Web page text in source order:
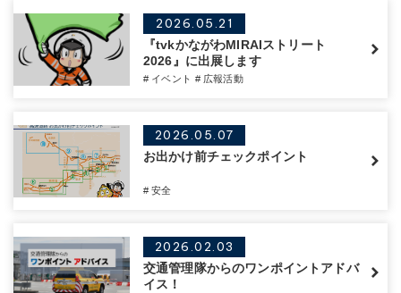
2026.05.21
『tvkかながわMIRAIストリート
2026』に出展します
# イベント # 広報活動
2026.05.07
お出かけ前チェックポイント
# 安全
2026.02.03
交通管理隊からのワンポイントアドバ
イス！